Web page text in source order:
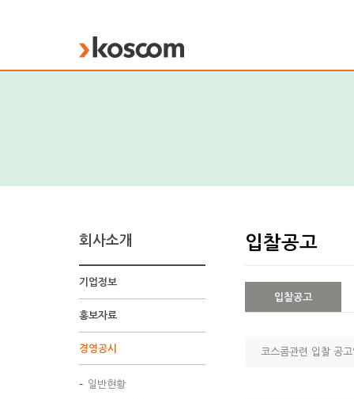
KOSCOM
회사소개
기업정보
홍보자료
경영공시
일반현황
입찰공고
입찰공고
코스콤관련 입찰 공